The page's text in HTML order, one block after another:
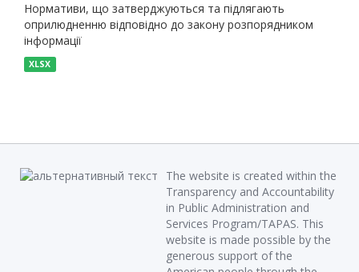
Нормативи, що затверджуються та підлягають
оприлюдненню відповідно до закону розпорядником
інформації
XLSX
The website is created within the
Transparency and Accountability
in Public Administration and
Services Program/TAPAS. This
website is made possible by the
generous support of the